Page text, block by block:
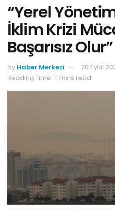
“Yerel
İklim Krizi
Başarısız Olur”
by Haber Merkezi
20 Eylül
Reading Time: 11 mins read